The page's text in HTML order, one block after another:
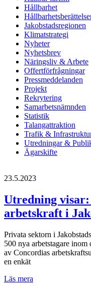
Hållbarhet
Jakobstadsregionen
Klimatstrategi
Nyheter
Nyhetsbrev
Näringsliv & Arbete
Offertförfrågningar
Pressmeddelanden
Projekt
Rekrytering
Samarbetsnämnden
Statistik
Talangattraktion
Trafik &
Utredningar &
Ägarskifte
23.5.2023
Utredning
arbetskraft i
Privata sektorn i
500 nya arbetstagare
av Concordias
en enkät
Läs mera